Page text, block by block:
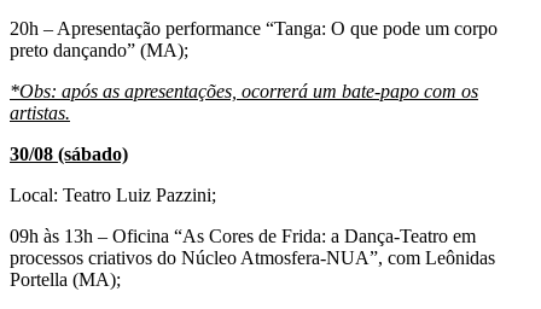
20h – Apresentação performance “Tanga: O que pode um corpo
preto dançando” (MA);
*Obs: após as apresentações, ocorrerá um bate-papo com os
artistas.
30/08 (sábado)
Local: Teatro Luiz Pazzini;
09h às 13h – Oficina “As Cores de Frida: a Dança-Teatro em
processos criativos do Núcleo Atmosfera-NUA”, com Leônidas
Portella (MA);